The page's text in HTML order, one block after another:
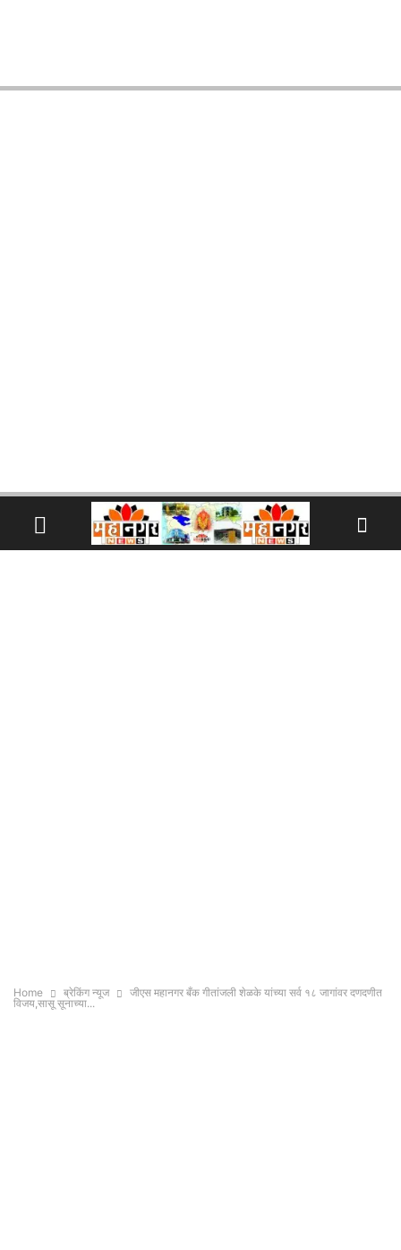
Home ब्रेकिंग न्यूज
जीएस महानगर बँक गीतांजली शेळके यांच्या सर्व १८ जागांवर दणदणीत
विजय,सासू सूनाच्या...